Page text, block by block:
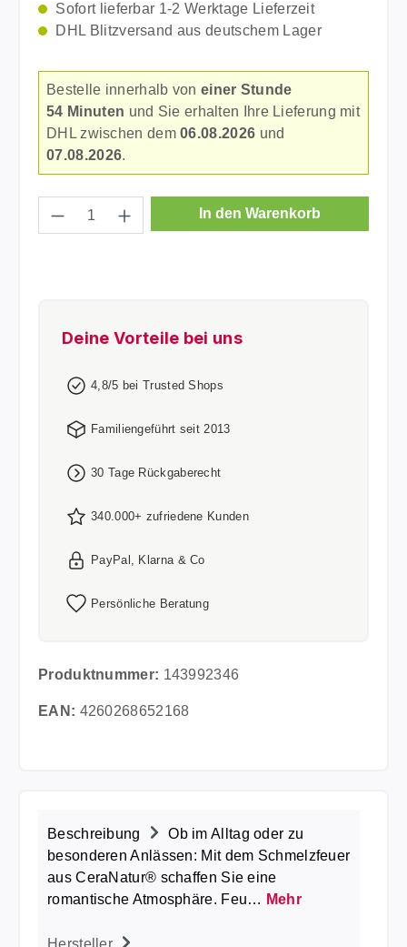
Sofort lieferbar 1-2 Werktage Lieferzeit
DHL Blitzversand aus deutschem Lager
Bestelle innerhalb von einer Stunde
54 Minuten und Sie erhalten Ihre Lieferung mit
DHL zwischen dem06.08.2026 und
07.08.2026.
Produkt Anzahl: Gib den gewünschten
In den Warenkorb
Deine Vorteile bei uns
4,8/5 bei Trusted Shops
Familiengeführt seit 2013
30 Tage Rückgaberecht
340.000+ zufriedene Kunden
PayPal, Klarna & Co
Persönliche Beratung
Produktnummer: 143992346
EAN: 4260268652168
Beschreibung
Ob im Alltag oder zu
besonderen Anlässen: Mit dem Schmelzfeuer
aus CeraNatur® schaffen Sie eine
romantische Atmosphäre. Feu… Mehr
Hersteller